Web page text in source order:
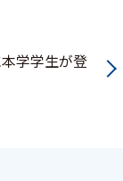
学学生が登